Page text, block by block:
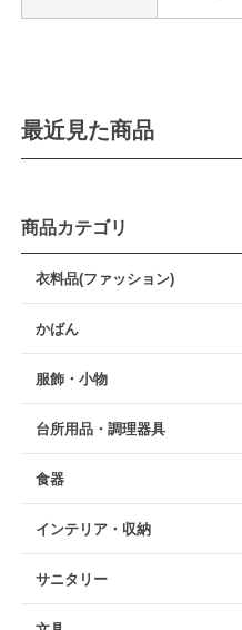
最近見た商品
商品カテゴリ
衣料品(ファッション)
かばん
服飾・小物
台所用品・調理器具
食器
インテリア・収納
サニタリー